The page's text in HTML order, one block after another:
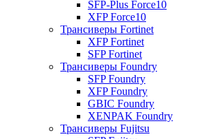
SFP-Plus Force10
XFP Force10
Трансиверы Fortinet
XFP Fortinet
SFP Fortinet
Трансиверы Foundry
SFP Foundry
XFP Foundry
GBIC Foundry
XENPAK Foundry
Трансиверы Fujitsu